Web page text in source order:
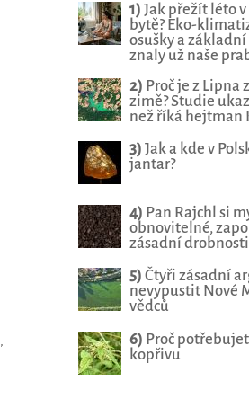
1) Jak přežít léto
bytě? Eko-
osušky a
znaly už naše
2) Proč je z Lipna
zimě? Studie
než říká hejtman
3) Jak a kde v
jantar?
4) Pan Rajchl si
obnovitelné,
zásadní drobnosti
5) Čtyři zásadní
nevypustit Nové
vědců
6) Proč
kopřivu